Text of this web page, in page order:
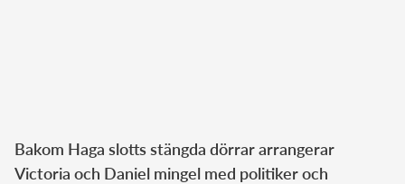
Bakom Haga slotts stängda dörrar arrangerar
Victoria och Daniel mingel med politiker och